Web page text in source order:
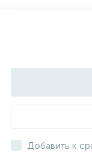
Добавить к